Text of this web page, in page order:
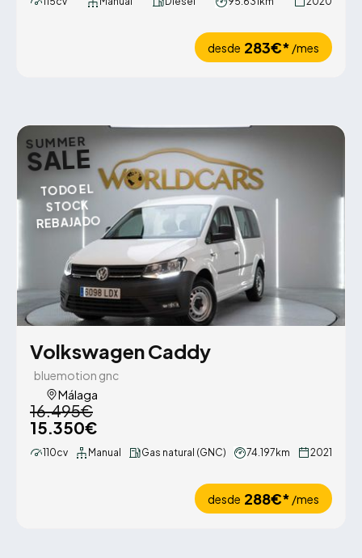
desde 283€* /mes
SUMMER
SALE
TODO EL
STOCK
REBAJADO
Volkswagen Caddy
bluemotion gnc
Málaga
16.495€
15.350€
110cv Manual Gas natural (GNC) 74.197km 2021
desde 288€* /mes